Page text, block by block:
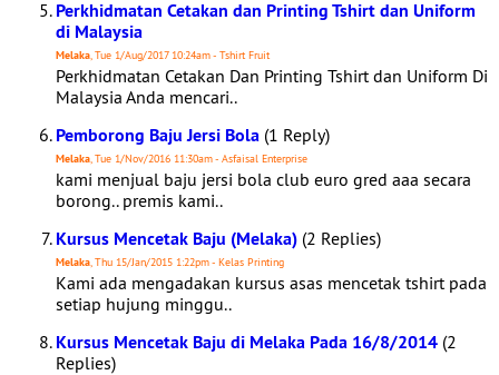
Perkhidmatan Cetakan dan Printing Tshirt dan Uniform
di Malaysia
Melaka, Tue 1/Aug/2017 10:24am - Tshirt Fruit
Perkhidmatan Cetakan Dan Printing Tshirt dan Uniform Di
Malaysia Anda mencari..
Pemborong Baju Jersi Bola (1 Reply)
Melaka, Tue 1/Nov/2016 11:30am - Asfaisal Enterprise
kami menjual baju jersi bola club euro gred aaa secara
borong.. premis kami..
Kursus Mencetak Baju (Melaka) (2 Replies)
Melaka, Thu 15/Jan/2015 1:22pm - Kelas Printing
Kami ada mengadakan kursus asas mencetak tshirt pada
setiap hujung minggu..
Kursus Mencetak Baju di Melaka Pada 16/8/2014 (2
Replies)